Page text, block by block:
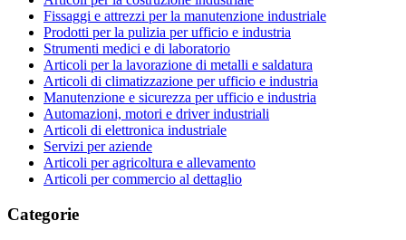
Fissaggi e attrezzi per la manutenzione industriale
Prodotti per la pulizia per ufficio e industria
Strumenti medici e di laboratorio
Articoli per la lavorazione di metalli e saldatura
Articoli di climatizzazione per ufficio e industria
Manutenzione e sicurezza per ufficio e industria
Automazioni, motori e driver industriali
Articoli di elettronica industriale
Servizi per aziende
Articoli per agricoltura e allevamento
Articoli per commercio al dettaglio
Categorie